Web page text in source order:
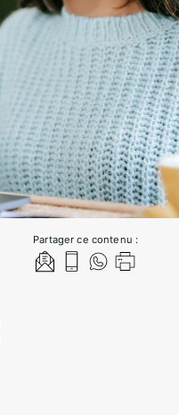
Partager ce contenu :